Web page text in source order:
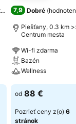
1 092)
7,9 Dobré (
Piešťany, 0.3 km
Centrum mesta
Wi-fi zdarma
Bazén
Wellness
Zobraziť ceny
od 88 €
Pozrieť ceny z(o) 6
stránok